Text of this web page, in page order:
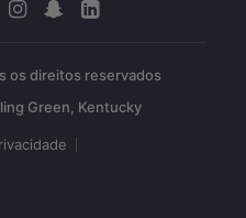
os direitos reservados